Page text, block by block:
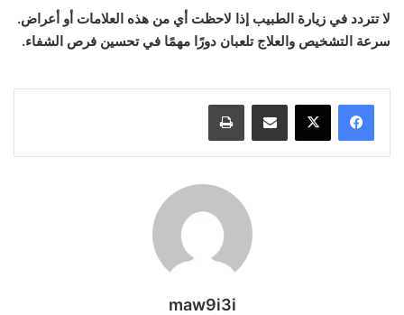
لا تتردد في زيارة الطبيب إذا لاحظت أي من هذه العلامات أو أعراض.
سرعة التشخيص والعلاج تلعبان دورًا مهمًا في تحسين فرص الشفاء.
مشاركة عبر البريد طباعة
maw9i3i